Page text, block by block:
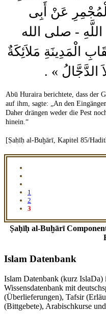
عَنْ أَبِى
- صلى الله
الْمَدِينَةِ مَلاَئِكَةٌ
الدَّجَّالُ » .
Abū Huraira berichtete, dass der
auf ihm, sagte: „An den
Daher drängen weder die Pest
hinein.“
[Ṣaḥīḥ al-Buḫārī, Kapitel 85/
1
2
3
Ṣaḥīḥ al-Buḫārī
Islam Datenbank
Islam Datenbank (kurz IslaDa)
Wissensdatenbank mit
(Überlieferungen), Tafsir
(Bittgebete), Arabischkurse